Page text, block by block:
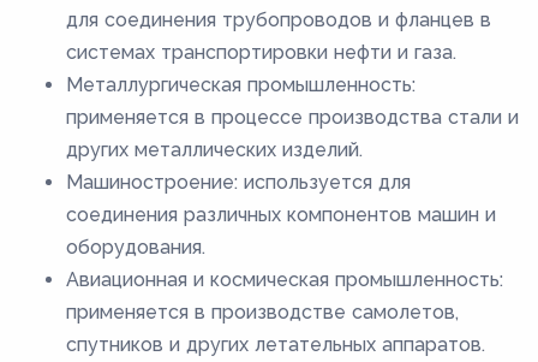
для соединения трубопроводов и фланцев в
системах транспортировки нефти и газа.
Металлургическая промышленность:
применяется в процессе производства стали и
других металлических изделий.
Машиностроение: используется для
соединения различных компонентов машин и
оборудования.
Авиационная и космическая промышленность:
применяется в производстве самолетов,
спутников и других летательных аппаратов.